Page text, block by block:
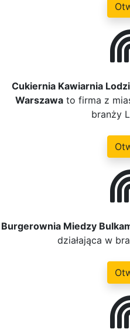
Cukiernia Kawiarnia
Warszawato firma z
branży
Burgerownia Miedzy
działająca w